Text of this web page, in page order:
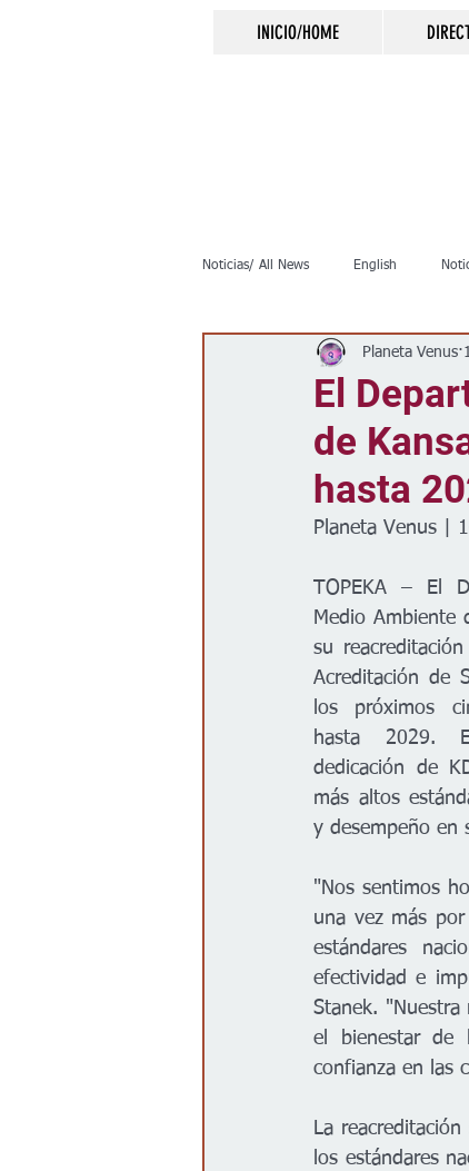
INICIO/HOME
Noticias/ All News English
Inmigración Crimen
Clima
Espectáculos
El
de
hasta
Planeta Venus
Planeta Venus |
TOPEKA – El
Medio Ambiente
su
Acreditación de
los próximos
hasta 2029.
dedicación de
más altos
y desempeño en
"Nos sentimos
una vez más
estándares
efectividad e
Stanek. "Nuestra
el bienestar de
confianza en las
La
los estándares